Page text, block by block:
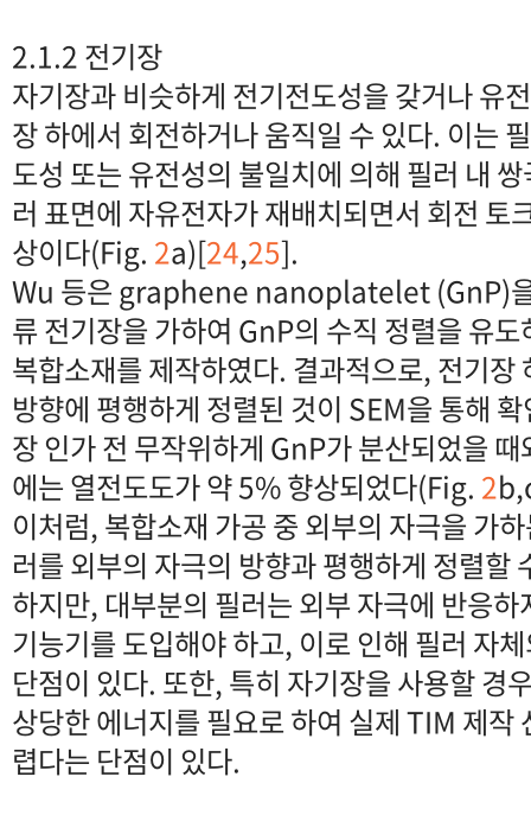
2.1.2 전기장
자기장과 비슷하게 전기전도성을 갖거나 유
장 하에서 회전하거나 움직일 수 있다. 이는
도성 또는 유전성의 불일치에 의해 필러 내
러 표면에 자유전자가 재배치되면서 회전 토
상이다(Fig. 2a)[24,25].
Wu 등은 graphene nanoplatelet (GnP)
류 전기장을 가하여 GnP의 수직 정렬을 유
복합소재를 제작하였다. 결과적으로, 전기장
방향에 평행하게 정렬된 것이 SEM을 통해
장 인가 전 무작위하게 GnP가 분산되었을
에는 열전도도가 약 5% 향상되었다(Fig. 2
이처럼, 복합소재 가공 중 외부의 자극을 가
러를 외부의 자극의 방향과 평행하게 정렬할
하지만, 대부분의 필러는 외부 자극에 반응
기능기를 도입해야 하고, 이로 인해 필러 자
단점이 있다. 또한, 특히 자기장을 사용할 경
상당한 에너지를 필요로 하여 실제 TIM 제작
렵다는 단점이 있다.